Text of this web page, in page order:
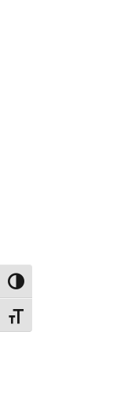
Toggle High Contrast
Toggle Font size